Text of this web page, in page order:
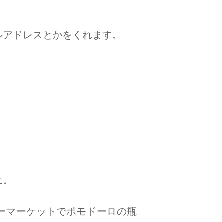
ドレスとかをくれます。
マーケットでポモドーロの瓶